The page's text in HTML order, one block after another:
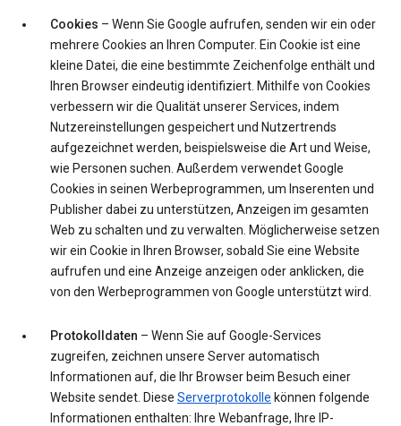
Cookies – Wenn Sie Google aufrufen, senden wir ein oder
mehrere Cookies an Ihren Computer. Ein Cookie ist eine
kleine Datei, die eine bestimmte Zeichenfolge enthält und
Ihren Browser eindeutig identifiziert. Mithilfe von Cookies
verbessern wir die Qualität unserer Services, indem
Nutzereinstellungen gespeichert und Nutzertrends
aufgezeichnet werden, beispielsweise die Art und Weise,
wie Personen suchen. Außerdem verwendet Google
Cookies in seinen Werbeprogrammen, um Inserenten und
Publisher dabei zu unterstützen, Anzeigen im gesamten
Web zu schalten und zu verwalten. Möglicherweise setzen
wir ein Cookie in Ihren Browser, sobald Sie eine Website
aufrufen und eine Anzeige anzeigen oder anklicken, die
von den Werbeprogrammen von Google unterstützt wird.
Protokolldaten – Wenn Sie auf Google-Services
zugreifen, zeichnen unsere Server automatisch
Informationen auf, die Ihr Browser beim Besuch einer
Website sendet. Diese Serverprotokolle können folgende
Informationen enthalten: Ihre Webanfrage, Ihre IP-